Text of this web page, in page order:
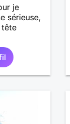
je
sérieuse,
tête